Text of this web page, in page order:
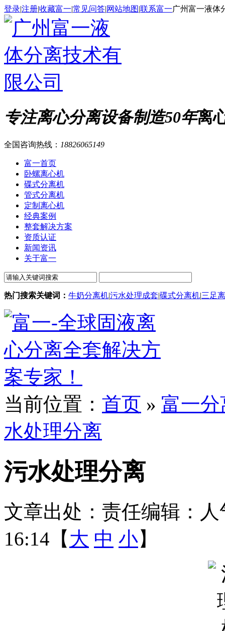
登录|注册|收藏富一|常见问答|网站地图|联系富一广州富一液体
专注离心分离设备制造50年离
全国咨询热线： 18826065149
富一首页
卧螺离心机
碟式分离机
管式分离机
定制离心机
经典案例
整套解决方案
资质认证
新闻资讯
关于富一
热门搜索关键词： 牛奶分离机|污水处理成套|碟式分离机|三足
当前位置： 首页 » 富一
水处理分离
污水处理分离
文章出处： 责任编辑：
16:14【 大 中 小】